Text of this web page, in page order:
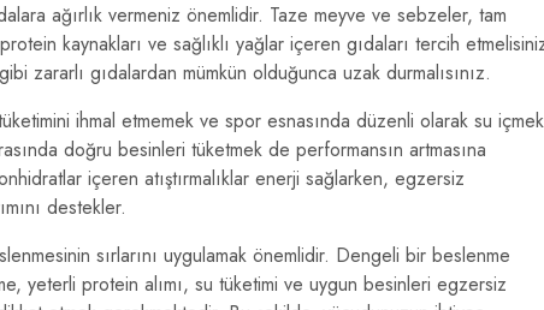
ağırlık vermeniz önemlidir. Taze meyve ve sebzeler, tam
kaynakları ve sağlıklı yağlar içeren gıdaları tercih
zararlı gıdalardan mümkün olduğunca uzak durmalısınız.
ihmal etmemek ve spor esnasında düzenli olarak su içmek
doğru besinleri tüketmek de performansın artmasına
içeren atıştırmalıklar enerji sağlarken, egzersiz
destekler.
sırlarını uygulamak önemlidir. Dengeli bir beslenme
yeterli protein alımı, su tüketimi ve uygun besinleri egzersiz